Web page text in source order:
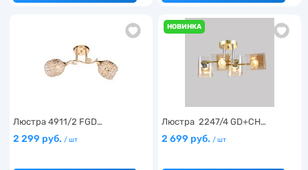
Люстра 4911/2 FGD…
2 299 руб. / шт
НОВИНКА
Люстра 2247/4 GD+CH…
2 699 руб. / шт